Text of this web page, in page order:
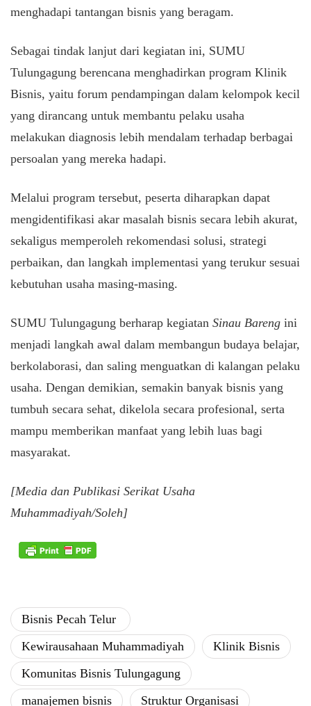
menghadapi tantangan bisnis yang beragam.
​Sebagai tindak lanjut dari kegiatan ini, SUMU
Tulungagung berencana menghadirkan program Klinik
Bisnis, yaitu forum pendampingan dalam kelompok kecil
yang dirancang untuk membantu pelaku usaha
melakukan diagnosis lebih mendalam terhadap berbagai
persoalan yang mereka hadapi.
​Melalui program tersebut, peserta diharapkan dapat
mengidentifikasi akar masalah bisnis secara lebih akurat,
sekaligus memperoleh rekomendasi solusi, strategi
perbaikan, dan langkah implementasi yang terukur sesuai
kebutuhan usaha masing-masing.
​SUMU Tulungagung berharap kegiatan Sinau Bareng ini
menjadi langkah awal dalam membangun budaya belajar,
berkolaborasi, dan saling menguatkan di kalangan pelaku
usaha. Dengan demikian, semakin banyak bisnis yang
tumbuh secara sehat, dikelola secara profesional, serta
mampu memberikan manfaat yang lebih luas bagi
masyarakat.
[Media dan Publikasi Serikat Usaha
Muhammadiyah/Soleh]
Bisnis ​Pecah Telur ​
Kewirausahaan Muhammadiyah
​Klinik Bisnis
Komunitas Bisnis Tulungagung
manajemen bisnis
​Struktur Organisasi